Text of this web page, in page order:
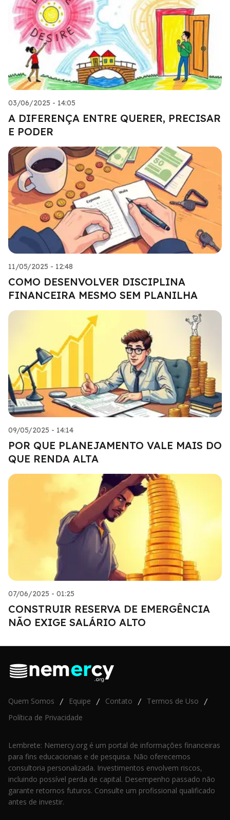
03/06/2025 - 14:05
A DIFERENÇA ENTRE QUERER, PRECISAR
E PODER
11/05/2025 - 12:48
COMO DESENVOLVER DISCIPLINA
FINANCEIRA MESMO SEM PLANILHA
09/05/2025 - 14:14
POR QUE PLANEJAMENTO VALE MAIS DO
QUE RENDA ALTA
07/06/2025 - 01:25
CONSTRUIR RESERVA DE EMERGÊNCIA
NÃO EXIGE SALÁRIO ALTO
Quem Somos / Equipe / Contato / Termos de Uso /
Política de Privacidade
Lembrete: Nemercy.org é um portal de informações financeiras
para fins educacionais e de pesquisa. Não oferecemos
consultoria personalizada. Investimentos envolvem riscos,
incluindo possível perda de capital. Desempenho passado não
garante retornos futuros. Consulte um profissional qualificado
antes de investir.